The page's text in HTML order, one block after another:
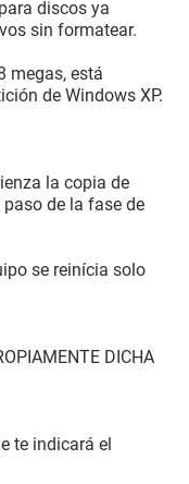
discos ya
sin formatear.
megas, está
de Windows XP.
la copia de
de la fase de
se reinícia solo
DICHA
te indicará el